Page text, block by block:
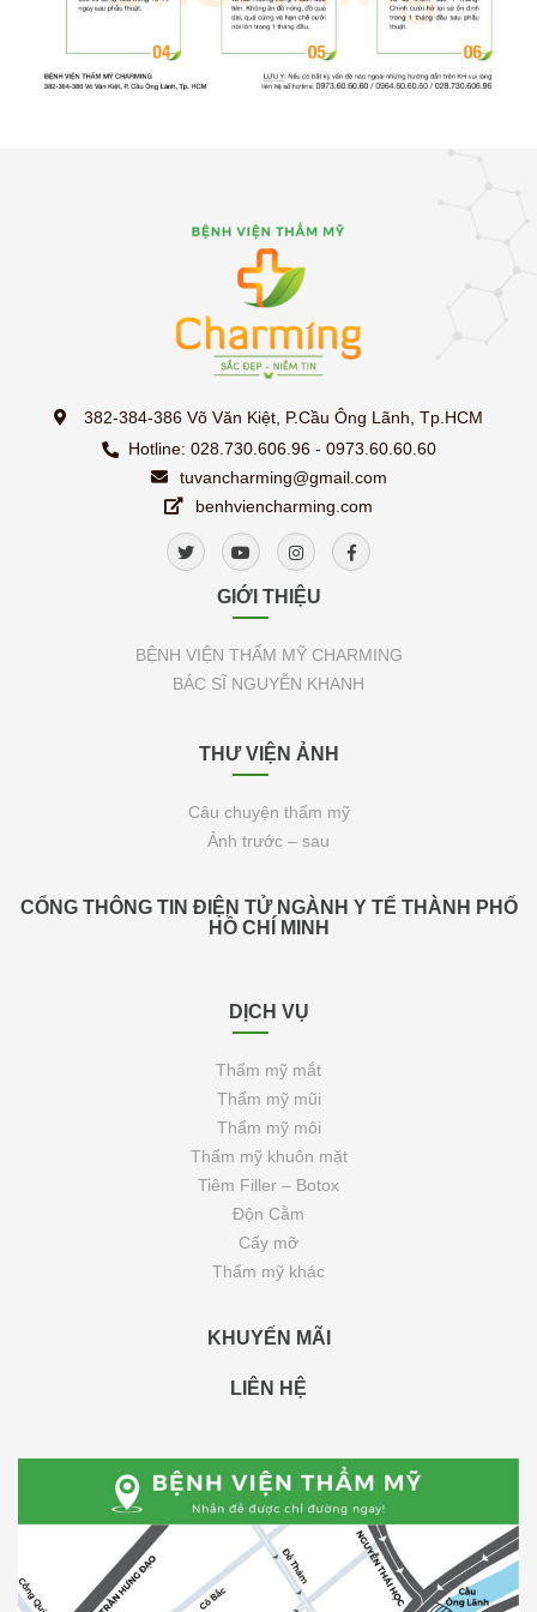
382-384-386 Võ Văn Kiệt, P.Cầu Ông Lãnh, Tp.HCM
Hotline: 028.730.606.96 - 0973.60.60.60
tuvancharming@gmail.com
benhviencharming.com
GIỚI THIỆU
BỆNH VIỆN THẨM MỸ CHARMING
BÁC SĨ NGUYỄN KHANH
THƯ VIỆN ẢNH
Câu chuyện thẩm mỹ
Ảnh trước – sau
CỔNG THÔNG TIN ĐIỆN TỬ NGÀNH Y TẾ THÀNH PHỐ
HỒ CHÍ MINH
DỊCH VỤ
Thẩm mỹ mắt
Thẩm mỹ mũi
Thẩm mỹ môi
Thẩm mỹ khuôn mặt
Tiêm Filler – Botox
Độn Cằm
Cấy mỡ
Thẩm mỹ khác
KHUYẾN MÃI
LIÊN HỆ